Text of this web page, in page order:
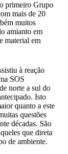
primeiro Grupo
mais de 20
muitos
amianto em
material em
à reação
SOS
norte a sul do
Isto
quanto a este
questões
décadas. São
que direta
de ambiente.